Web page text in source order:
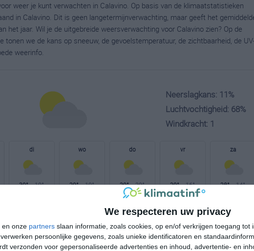
We respecteren uw privacy
en onze partners slaan informatie, zoals cookies, op en/of verkrijgen toegang tot
persoonlijke gegevens, zoals unieke identificatoren en
verzonden voor gepersonaliseerde advertenties en inhoud, advertentie- en
weer je kunt verwachten in Calavino. Op basis van de klimaatstatistieken
in Calavino. Dit is geen langetermijnverwachting, maar geeft het
het jaar. Wil je de uitgebreide weersverwachting voor Calavino zien? Op de
tonen we de kans op sneeuw, de gevoelstemperatuur, de zichtbaarheid, de
weerinfo.
Neerslagkans: 11%
Luchtvochtigheid: 68%
Windkracht: 1
di
30° 19°
wo
29° 19°
do
29° 20°
vr
29° 16°
za
28° 14°
19°C
00:00 03:00